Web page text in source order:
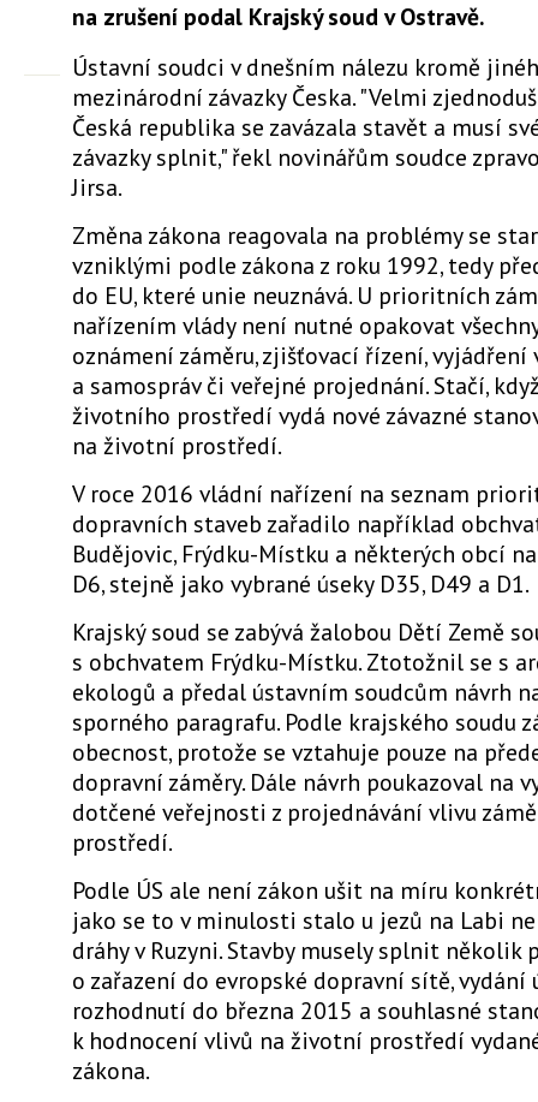
na zrušení podal Krajský soud v Ostravě.
Ústavní soudci v dnešním nálezu kromě
mezinárodní závazky Česka. "Velmi
Česká republika se zavázala stavět a musí
závazky splnit," řekl novinářům soudce
Jirsa.
Změna zákona reagovala na problémy se
vzniklými podle zákona z roku 1992, tedy
do EU, které unie neuznává. U prioritních
nařízením vlády není nutné opakovat
oznámení záměru, zjišťovací řízení,
a samospráv či veřejné projednání. Stačí,
životního prostředí vydá nové závazné
na životní prostředí.
V roce 2016 vládní nařízení na seznam
dopravních staveb zařadilo například
Budějovic, Frýdku-Místku a některých obcí
D6, stejně jako vybrané úseky D35, D49 a D1.
Krajský soud se zabývá žalobou Dětí Země
s obchvatem Frýdku-Místku. Ztotožnil se s
ekologů a předal ústavním soudcům návrh
sporného paragrafu. Podle krajského soudu
obecnost, protože se vztahuje pouze na
dopravní záměry. Dále návrh poukazoval na
dotčené veřejnosti z projednávání vlivu
prostředí.
Podle ÚS ale není zákon ušit na míru
jako se to v minulosti stalo u jezů na Labi
dráhy v Ruzyni. Stavby musely splnit několik
o zařazení do evropské dopravní sítě, vydání
rozhodnutí do března 2015 a souhlasné
k hodnocení vlivů na životní prostředí
zákona.